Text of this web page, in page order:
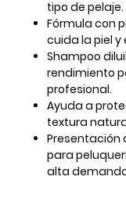
tipo de pelaje.
Fórmula con
cuida la piel y
Shampoo
rendimiento
profesional.
Ayuda a
textura
Presentación
para
alta